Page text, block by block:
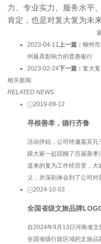
力、专业实力、服务水平
肯定，也是对复大复为未
2023-04-11上一篇： 柳州
州最具影响力的普惠银行
2023-02-24下一篇： 复大
相关新闻
RELATED NEWS
2019-09-12
寻根善孝，德行齐鲁
活动伊始，公司特邀嘉宾
跟大家一起回顾了历届善
道来的复为工作经历里，大
义，并深刻体会到了公司对
2024-10-03
全国省级文旅品牌
自2024年9月13日河南省文
全国省级行政区域的文旅品